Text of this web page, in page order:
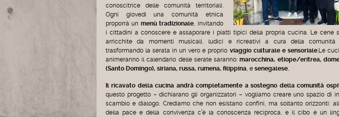
conoscitrice delle comunità territoriali.
Ogni giovedì una comunità etnica
proporrà un menù tradizionale , invitando
i cittadini a conoscere e assaporare i piatti tipici della propria cucina. Le cene
arricchite da momenti musicali, ludici e ricreativi a cura della comunità
trasformando la serata in un vero e proprio viaggio culturale e sensoriale.Le
animeranno il calendario delle serate saranno:marocchina, etiope/eritrea,
(Santo Domingo), siriana, russa, rumena, filippina , e senegalese.
Il ricavato della cucina andrà completamente a sostegno della comunità
questo progetto – dichiarano gli organizzatori – vogliamo creare uno spazio di
scambio e dialogo. Crediamo che non esistano confini, ma soltanto orizzonti:
della pace e della convivenza c’è la conoscenza reciproca, e il cibo è un